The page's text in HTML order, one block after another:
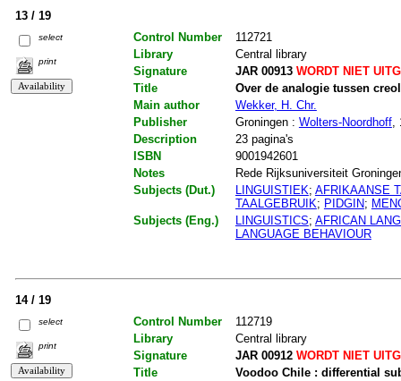
13 / 19
select
print
Control Number
112721
Library
Central library
Signature
JAR 00913WORDT NIET
Title
Over de analogie tussen
Main author
Wekker, H. Chr.
Publisher
Groningen : Wolters-Noordhoff,
Description
23 pagina's
ISBN
9001942601
Notes
Rede Rijksuniversiteit
Subjects (Dut.)
LINGUISTIEK; AFRIKAANSE
TAALGEBRUIK; PIDGIN;
Subjects (Eng.)
LINGUISTICS; AFRICAN
LANGUAGE BEHAVIOUR
14 / 19
select
print
Control Number
112719
Library
Central library
Signature
JAR 00912WORDT NIET
Title
Voodoo Chile : differential